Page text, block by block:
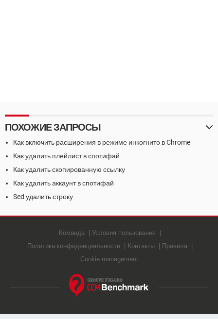
ПОХОЖИЕ ЗАПРОСЫ
Как включить расширения в режиме инкогнито в Chrome
Как удалить плейлист в спотифай
Как удалить скопированную ссылку
Как удалить аккаунт в спотифай
Sed удалить строку
Команда
Условия пользования
Политика конфиденциальности
Контакты
Правила
Cookie management